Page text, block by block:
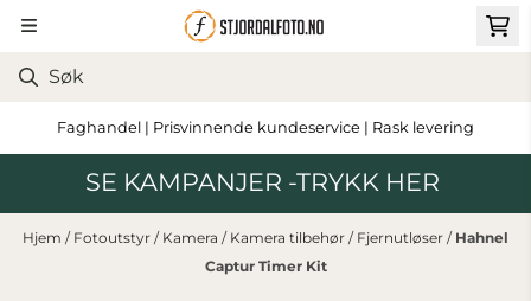
Hopp til innhold
Faghandel | Prisvinnende kundeservice | Rask levering
SE KAMPANJER -TRYKK HER
Hjem / Fotoutstyr / Kamera / Kamera tilbehør / Fjernutløser / Hahnel
Captur Timer Kit